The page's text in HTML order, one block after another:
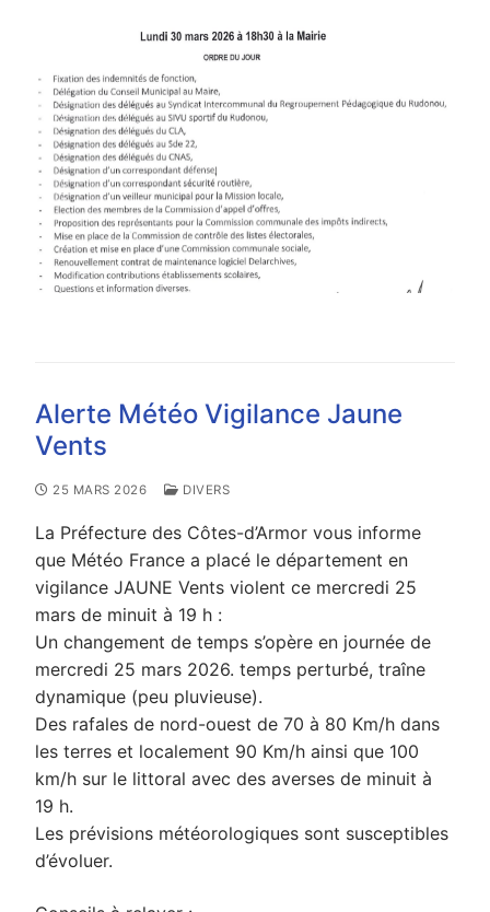
Alerte Météo Vigilance Jaune
Vents
25 MARS 2026 DIVERS
La Préfecture des Côtes-d’Armor vous informe
que Météo France a placé le département en
vigilance JAUNE Vents violent ce mercredi 25
mars de minuit à 19 h :
Un changement de temps s’opère en journée de
mercredi 25 mars 2026. temps perturbé, traîne
dynamique (peu pluvieuse).
Des rafales de nord-ouest de 70 à 80 Km/h dans
les terres et localement 90 Km/h ainsi que 100
km/h sur le littoral avec des averses de minuit à
19 h.
Les prévisions météorologiques sont susceptibles
d’évoluer.